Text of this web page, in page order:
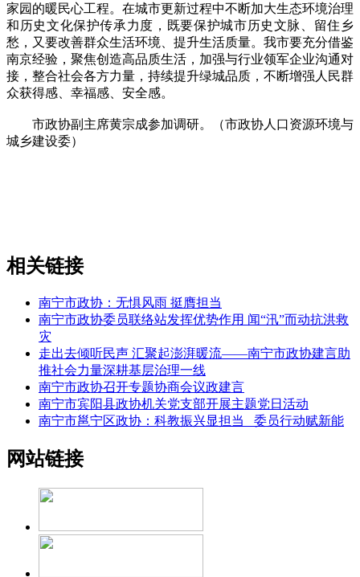
家园的暖民心工程。在城市更新过程中不断加大生态环境治理
和历史文化保护传承力度，既要保护城市历史文脉、留住乡
愁，又要改善群众生活环境、提升生活质量。我市要充分借鉴
南京经验，聚焦创造高品质生活，加强与行业领军企业沟通对
接，整合社会各方力量，持续提升绿城品质，不断增强人民群
众获得感、幸福感、安全感。
市政协副主席黄宗成参加调研。（市政协人口资源环境与
城乡建设委）
相关链接
南宁市政协：无惧风雨 挺膺担当
南宁市政协委员联络站发挥优势作用 闻“汛”而动抗洪救
灾
走出去倾听民声 汇聚起澎湃暖流——南宁市政协建言助
推社会力量深耕基层治理一线
南宁市政协召开专题协商会议政建言
南宁市宾阳县政协机关党支部开展主题党日活动
南宁市邕宁区政协：科教振兴显担当 委员行动赋新能
网站链接